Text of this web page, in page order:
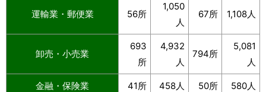
運輸業・郵便業 56所
1,050
人
67所 1,108人
卸売・小売業
693
所
4,932
人
794所
5,081
人
金融・保険業 41所 458人 50所 580人